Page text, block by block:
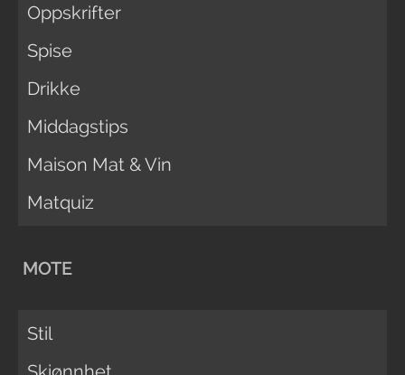
Oppskrifter
Spise
Drikke
Middagstips
Maison Mat & Vin
Matquiz
MOTE
Stil